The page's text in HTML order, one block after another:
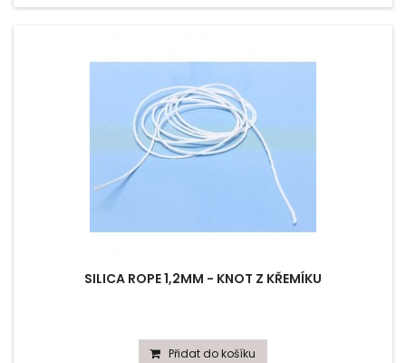
SILICA ROPE 1,2MM - KNOT Z KŘEMÍKU
Přidat do košíku